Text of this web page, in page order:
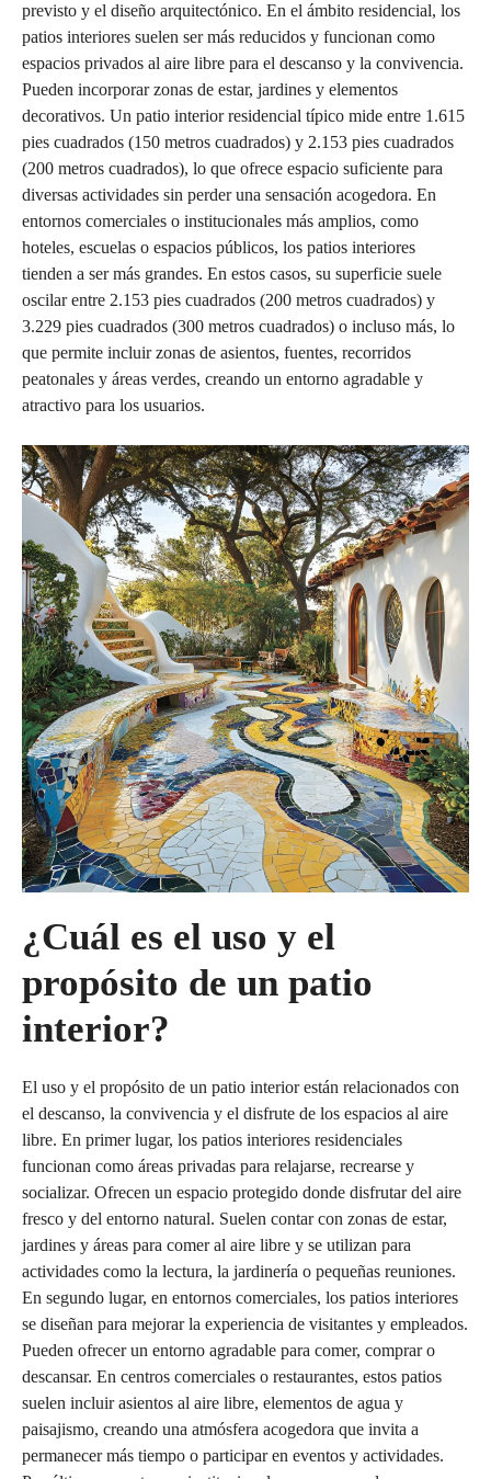
previsto y el diseño arquitectónico. En el ámbito residencial, los
patios interiores suelen ser más reducidos y funcionan como
espacios privados al aire libre para el descanso y la convivencia.
Pueden incorporar zonas de estar, jardines y elementos
decorativos. Un patio interior residencial típico mide entre 1.615
pies cuadrados (150 metros cuadrados) y 2.153 pies cuadrados
(200 metros cuadrados), lo que ofrece espacio suficiente para
diversas actividades sin perder una sensación acogedora. En
entornos comerciales o institucionales más amplios, como
hoteles, escuelas o espacios públicos, los patios interiores
tienden a ser más grandes. En estos casos, su superficie suele
oscilar entre 2.153 pies cuadrados (200 metros cuadrados) y
3.229 pies cuadrados (300 metros cuadrados) o incluso más, lo
que permite incluir zonas de asientos, fuentes, recorridos
peatonales y áreas verdes, creando un entorno agradable y
atractivo para los usuarios.
¿Cuál es el uso y el
propósito de un patio
interior?
El uso y el propósito de un patio interior están relacionados con
el descanso, la convivencia y el disfrute de los espacios al aire
libre. En primer lugar, los patios interiores residenciales
funcionan como áreas privadas para relajarse, recrearse y
socializar. Ofrecen un espacio protegido donde disfrutar del aire
fresco y del entorno natural. Suelen contar con zonas de estar,
jardines y áreas para comer al aire libre y se utilizan para
actividades como la lectura, la jardinería o pequeñas reuniones.
En segundo lugar, en entornos comerciales, los patios interiores
se diseñan para mejorar la experiencia de visitantes y empleados.
Pueden ofrecer un entorno agradable para comer, comprar o
descansar. En centros comerciales o restaurantes, estos patios
suelen incluir asientos al aire libre, elementos de agua y
paisajismo, creando una atmósfera acogedora que invita a
permanecer más tiempo o participar en eventos y actividades.